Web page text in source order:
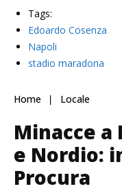
Tags:
Edoardo Cosenza
Napoli
stadio maradona
Home Locale
Minacce
e Nordio:
Procura